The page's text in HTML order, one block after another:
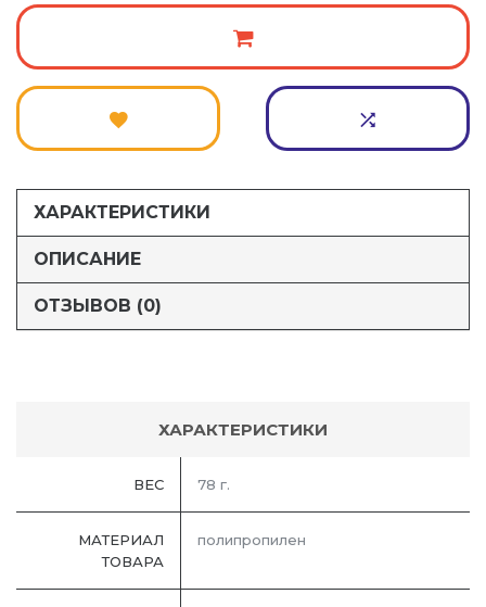
ХАРАКТЕРИСТИКИ
ОПИСАНИЕ
ОТЗЫВОВ (0)
ХАРАКТЕРИСТИКИ
ВЕС 78 г.
МАТЕРИАЛ
ТОВАРА
полипропилен